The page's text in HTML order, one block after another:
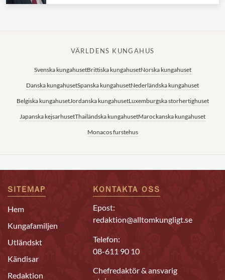
VÄRLDENS KUNGAHUS
Svenska kungahusetBrittiska kungahusetNorska kungahuset
Danska kungahusetSpanska kungahusetNederländska kungahuset
Belgiska kungahusetJordanska kungahusetLuxemburgska storhertighuset
Japanska kejsarhusetThailändska kungahusetMarockanska kungahuset
Monacos furstehus
SITEMAP
Hem
Kungafamiljen
Utländskt
Kändisar
Redaktion
KONTAKTA OSS
Epost:
redaktion@alltomkungligt.se
Telefon:
08-611 90 10
Chefredaktör & ansvarig